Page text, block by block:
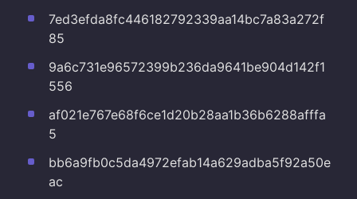
7ed3efda8fc446182792339aa14bc7a83a272f
85
9a6c731e96572399b236da9641be904d142f1
556
af021e767e68f6ce1d20b28aa1b36b6288afffa
5
bb6a9fb0c5da4972efab14a629adba5f92a50e
ac